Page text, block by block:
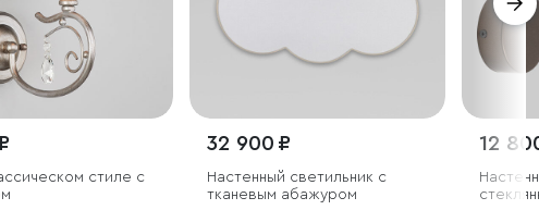
стиле с
32 900 ₽
Настенный светильник с
тканевым абажуром
12